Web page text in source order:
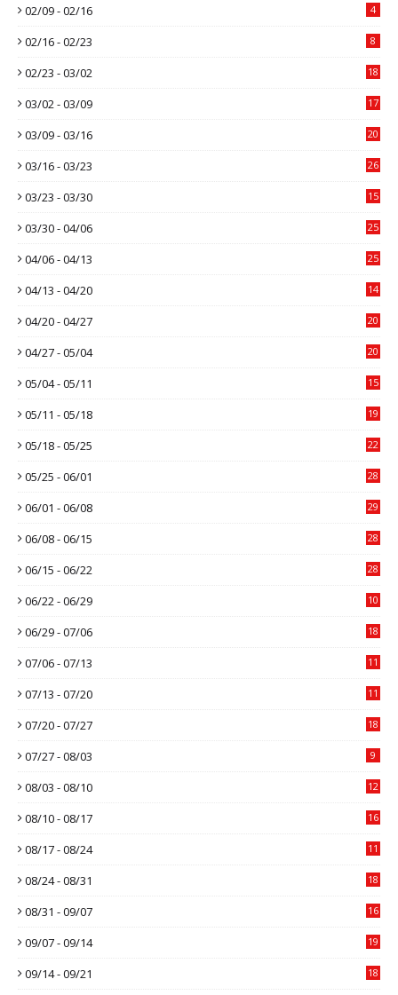
02/09 - 02/16 4
02/16 - 02/23 8
02/23 - 03/02 18
03/02 - 03/09 17
03/09 - 03/16 20
03/16 - 03/23 26
03/23 - 03/30 15
03/30 - 04/06 25
04/06 - 04/13 25
04/13 - 04/20 14
04/20 - 04/27 20
04/27 - 05/04 20
05/04 - 05/11 15
05/11 - 05/18 19
05/18 - 05/25 22
05/25 - 06/01 28
06/01 - 06/08 29
06/08 - 06/15 28
06/15 - 06/22 28
06/22 - 06/29 10
06/29 - 07/06 18
07/06 - 07/13 11
07/13 - 07/20 11
07/20 - 07/27 18
07/27 - 08/03 9
08/03 - 08/10 12
08/10 - 08/17 16
08/17 - 08/24 11
08/24 - 08/31 18
08/31 - 09/07 16
09/07 - 09/14 19
09/14 - 09/21 18